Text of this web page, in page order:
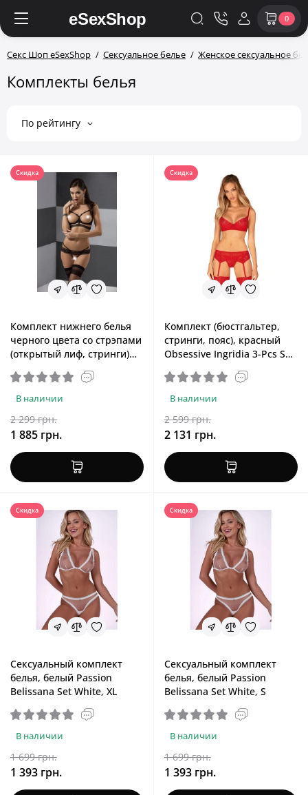
0
Секс Шоп eSexShop Сексуальное белье Женское сексуальное
Комплекты белья
По рейтингу
Скидка
Комплект нижнего белья
черного цвета со стрэпами
(открытый лиф, стринги)
SARIA SET OpenBra Passion
Exclusive Black, XXL/XXXL
В наличии
2 299 грн.
1 885 грн.
Скидка
Комплект (бюстгальтер,
стринги, пояс), красный
Obsessive Ingridia 3-Pcs Set
В наличии
2 599 грн.
2 131 грн.
Скидка
Сексуальный комплект
белья, белый Passion
Belissana Set White, XL
В наличии
1 699 грн.
1 393 грн.
Скидка
Сексуальный комплект
белья, белый Passion
Belissana Set White, S
В наличии
1 699 грн.
1 393 грн.